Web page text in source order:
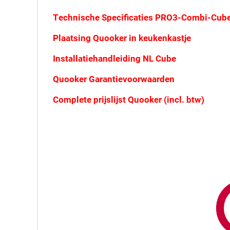
Technische Specificaties PRO3-Combi-
Plaatsing Quooker in keukenkastje
Installatiehandleiding NL Cube
Quooker Garantievoorwaarden
Complete prijslijst Quooker (incl. btw)